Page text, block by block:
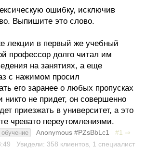
ошибку, исключив
Выпишите это слово.
лекции в первый же учебный
профессор долго читал им
на занятиях, а еще
с нажимом просил
его заранее о любых пропусках
не придет, он совершенно
приезжать в университет, а это
чревато переутомлениями.
обучение Anonymous #PZsBbLc1 #1 ⇒
Увидели: 358 клиентов, 1 специалист